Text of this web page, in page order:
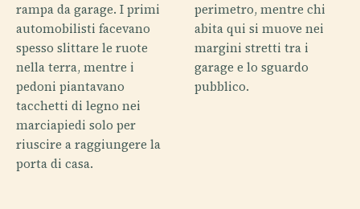
rampa da garage. I primi
automobilisti facevano
spesso slittare le ruote
nella terra, mentre i
pedoni piantavano
tacchetti di legno nei
marciapiedi solo per
riuscire a raggiungere la
porta di casa.
perimetro, mentre chi
abita qui si muove nei
margini stretti tra i
garage e lo sguardo
pubblico.